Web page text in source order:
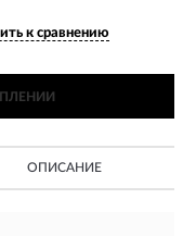
к сравнению
ОПИСАНИЕ